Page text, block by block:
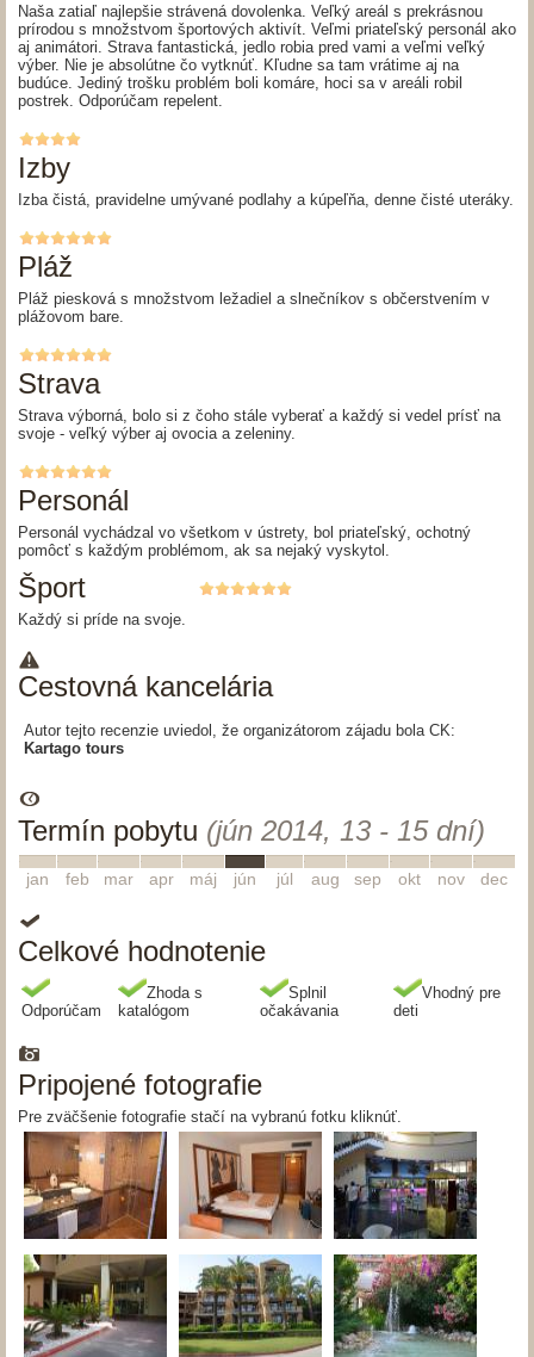
Naša zatiaľ najlepšie strávená dovolenka. Veľký areál s prekrásnou
prírodou s množstvom športových aktivít. Veľmi priateľský personál ako
aj animátori. Strava fantastická, jedlo robia pred vami a veľmi veľký
výber. Nie je absolútne čo vytknúť. Kľudne sa tam vrátime aj na
budúce. Jediný trošku problém boli komáre, hoci sa v areáli robil
postrek. Odporúčam repelent.
Izby
Izba čistá, pravidelne umývané podlahy a kúpeľňa, denne čisté uteráky.
Pláž
Pláž piesková s množstvom ležadiel a slnečníkov s občerstvením v
plážovom bare.
Strava
Strava výborná, bolo si z čoho stále vyberať a každý si vedel prísť na
svoje - veľký výber aj ovocia a zeleniny.
Personál
Personál vychádzal vo všetkom v ústrety, bol priateľský, ochotný
pomôcť s každým problémom, ak sa nejaký vyskytol.
Šport
Každý si príde na svoje.
Cestovná kancelária
Autor tejto recenzie uviedol, že organizátorom zájadu bola CK:
Kartago tours
Termín pobytu (jún 2014, 13 - 15 dní)
jan feb mar apr máj jún júl aug sep okt nov dec
Celkové hodnotenie
Odporúčam
Zhoda s
katalógom
Splnil
očakávania
Vhodný pre
deti
Pripojené fotografie
Pre zväčšenie fotografie stačí na vybranú fotku kliknúť.